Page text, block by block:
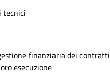
tecnici
finanziaria dei contratti
esecuzione